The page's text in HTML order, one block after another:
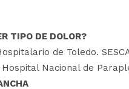
TIPO DE DOLOR?
de Toledo.
Nacional de